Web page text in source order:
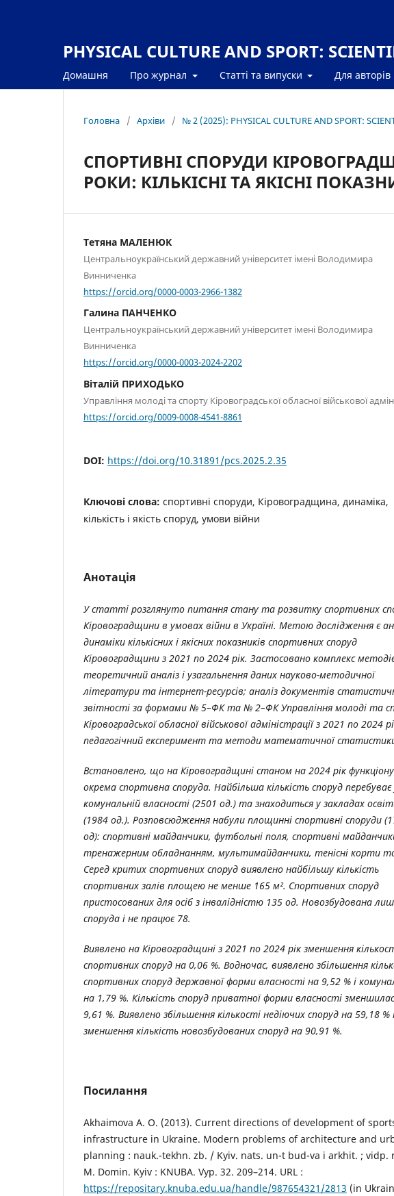
PHYSICAL CULTURE AND SPORT:
Домашня Про журнал Статті та випуски Для авторів
Головна / Архіви / № 2 (2025): PHYSICAL CULTURE AND SPORT:
СПОРТИВНІ СПОРУДИ
РОКИ: КІЛЬКІСНІ ТА ЯКІСНІ
Тетяна МАЛЕНЮК
Центральноукраїнський державний університет імені Володимира
Винниченка
https://orcid.org/0000-0003-2966-1382
Галина ПАНЧЕНКО
Центральноукраїнський державний університет імені Володимира
Винниченка
https://orcid.org/0000-0003-2024-2202
Віталій ПРИХОДЬКО
Управління молоді та спорту Кіровоградської обласної військової
https://orcid.org/0009-0008-4541-8861
DOI: https://doi.org/10.31891/pcs.2025.2.35
Ключові слова: спортивні споруди, Кіровоградщина, динаміка,
кількість і якість споруд, умови війни
Анотація
У статті розглянуто питання стану та розвитку спортивних
Кіровоградщини в умовах війни в Україні. Метою дослідження є
динаміки кількісних і якісних показників спортивних споруд
Кіровоградщини з 2021 по 2024 рік. Застосовано комплекс
теоретичний аналіз і узагальнення даних науково-методичної
літератури та інтернет-ресурсів; аналіз документів
звітності за формами № 5–ФК та № 2–ФКУправління молоді та
Кіровоградської обласної військової адміністрації з 2021 по 2024
педагогічний експеримент та методи математичної
Встановлено, що на Кіровоградщині станом на 2024 рік
окрема спортивна споруда. Найбільша кількість споруд перебуває
комунальній власності (2501 од.) та знаходиться у закладах
(1984 од.). Розповсюдження набули площинні спортивні споруди
од): спортивні майданчики, футбольні поля, спортивні
тренажерним обладнанням, мультимайданчики, тенісні корти
Серед критих спортивних споруд виявлено найбільшу кількість
спортивних залів площею не менше 165 м². Спортивних споруд
пристосованих для осіб з інвалідністю 135 од. Новозбудована
споруда і не працює 78.
Виявлено на Кіровоградщині з 2021 по 2024 рік зменшення
спортивних споруд на 0,06 %. Водночас, виявлено збільшення
спортивних споруд державної форми власності на 9,52 % і
на 1,79 %. Кількість споруд приватної форми власності
9,61 %. Виявлено збільшення кількості недіючих споруд на 59,18 %
зменшення кількість новозбудованих споруд на 90,91 %.
Посилання
Akhaimova A. O. (2013). Current directions of development of
infrastructure in Ukraine. Modern problems of architecture and
planning : nauk.-tekhn. zb. / Kyiv. nats. un-t bud-va i arkhit. ; vidp.
M. Domin. Kyiv : KNUBA. Vyp. 32. 209–214. URL :
https://repositary.knuba.edu.ua/handle/987654321/2813 (in